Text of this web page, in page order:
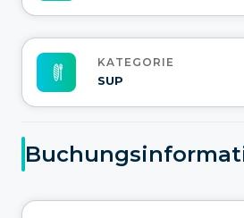
KATEGORIE
SUP